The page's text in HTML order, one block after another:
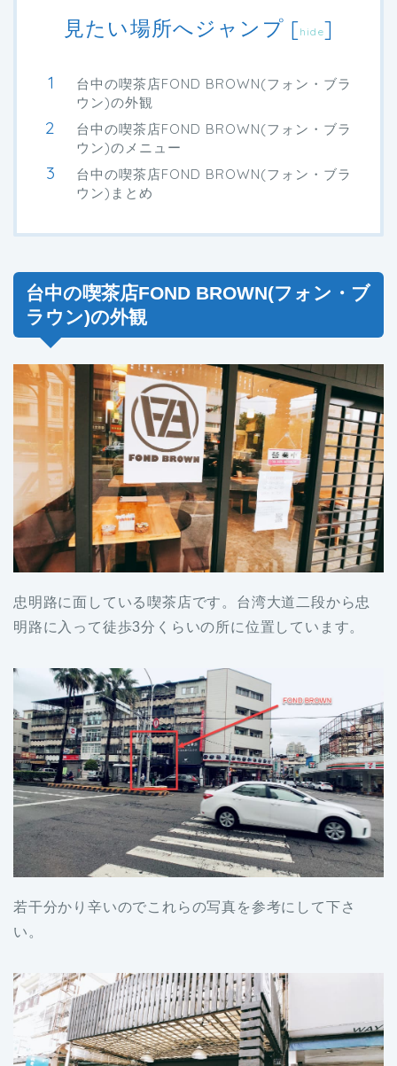
見たい場所へジャンプ [hide]
台中の喫茶店FOND BROWN(フォン・ブラ
ウン)の外観
台中の喫茶店FOND BROWN(フォン・ブラ
ウン)のメニュー
台中の喫茶店FOND BROWN(フォン・ブラ
ウン)まとめ
台中の喫茶店FOND BROWN(フォン・ブ
ラウン)の外観
忠明路に面している喫茶店です。台湾大道二段から忠
明路に入って徒歩3分くらいの所に位置しています。
若干分かり辛いのでこれらの写真を参考にして下さ
い。